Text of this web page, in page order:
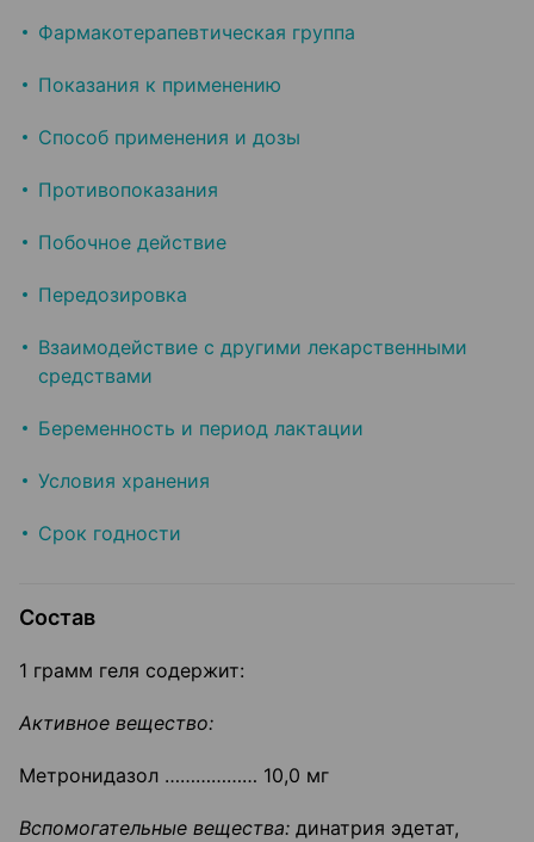
Фармакотерапевтическая группа
Показания к применению
Способ применения и дозы
Противопоказания
Побочное действие
Передозировка
Взаимодействие с другими лекарственными
средствами
Беременность и период лактации
Условия хранения
Срок годности
Состав
1 грамм геля содержит:
Активное вещество:
Метронидазол ……………… 10,0 мг
Вспомогательные вещества: динатрия эдетат,